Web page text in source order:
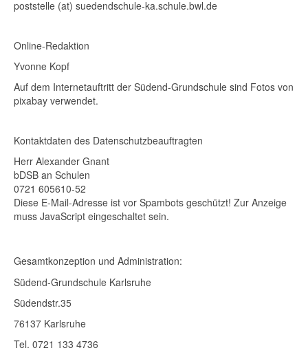
poststelle (at) suedendschule-ka.schule.bwl.de
Online-Redaktion
Yvonne Kopf
Auf dem Internetauftritt der Südend-Grundschule sind Fotos von
pixabay verwendet.
Kontaktdaten des Datenschutzbeauftragten
Herr Alexander Gnant
bDSB an Schulen
0721 605610-52
Diese E-Mail-Adresse ist vor Spambots geschützt! Zur Anzeige
muss JavaScript eingeschaltet sein.
Gesamtkonzeption und Administration:
Südend-Grundschule Karlsruhe
Südendstr.35
76137 Karlsruhe
Tel. 0721 133 4736